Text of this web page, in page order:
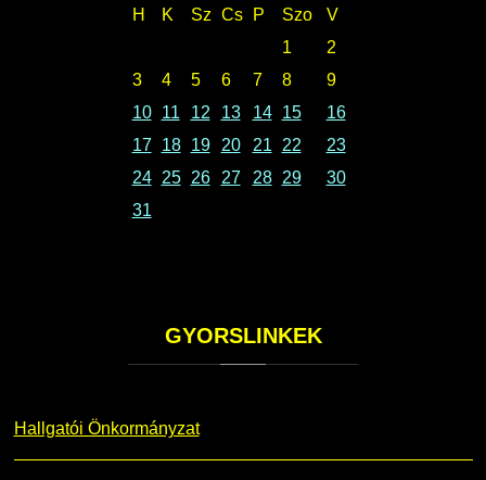
H K Sz Cs P Szo
V
1
2
3
4 5 6 7 8
9
10
11 12 13 14 15
16
17
18 19 20 21 22
23
24
25 26 27 28 29
30
31
GYORSLINKEK
Hallgatói Önkormányzat